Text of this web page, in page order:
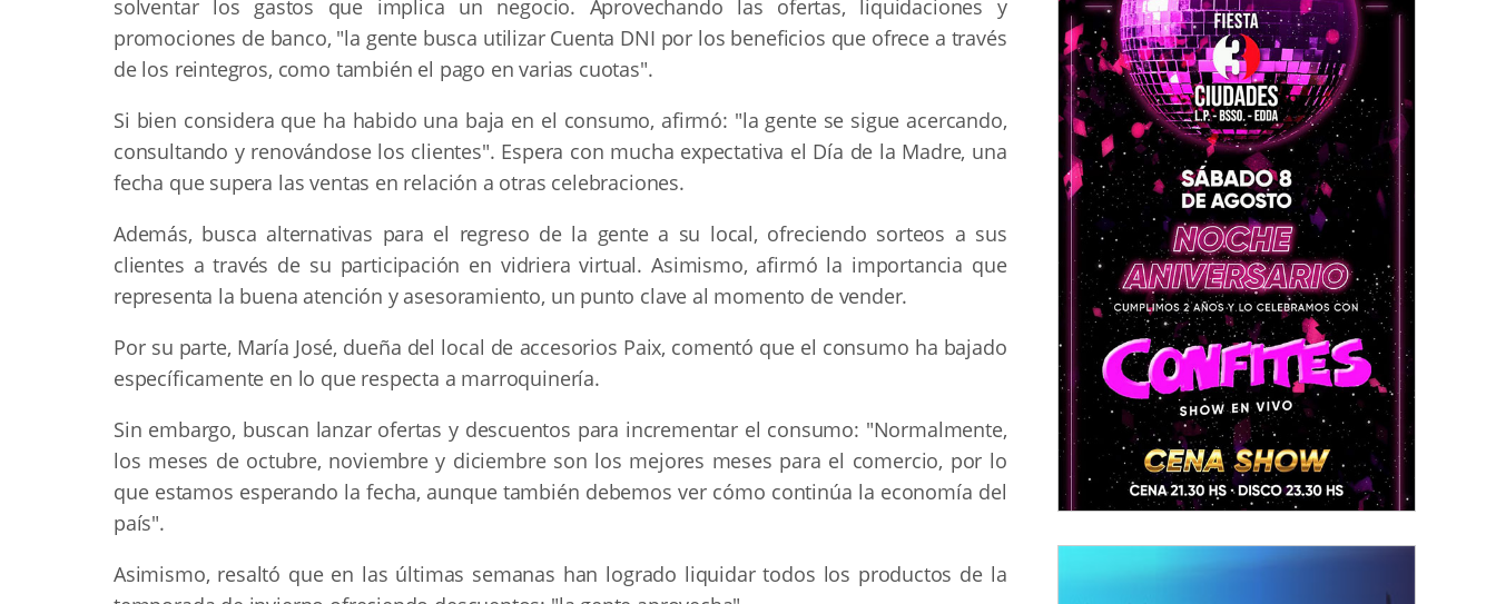
solventar los gastos que implica un negocio. Aprovechando las ofertas, liquidaciones y
promociones de banco, "la gente busca utilizar Cuenta DNI por los beneficios que ofrece a través
de los reintegros, como también el pago en varias cuotas".
Si bien considera que ha habido una baja en el consumo, afirmó: "la gente se sigue acercando,
consultando y renovándose los clientes". Espera con mucha expectativa el Día de la Madre, una
fecha que supera las ventas en relación a otras celebraciones.
Además, busca alternativas para el regreso de la gente a su local, ofreciendo sorteos a sus
clientes a través de su participación en vidriera virtual. Asimismo, afirmó la importancia que
representa la buena atención y asesoramiento, un punto clave al momento de vender.
Por su parte, María José, dueña del local de accesorios Paix, comentó que el consumo ha bajado
específicamente en lo que respecta a marroquinería.
Sin embargo, buscan lanzar ofertas y descuentos para incrementar el consumo: "Normalmente,
los meses de octubre, noviembre y diciembre son los mejores meses para el comercio, por lo
que estamos esperando la fecha, aunque también debemos ver cómo continúa la economía del
país".
Asimismo, resaltó que en las últimas semanas han logrado liquidar todos los productos de la